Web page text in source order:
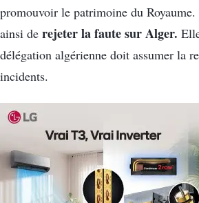
promouvoir le patrimoine du
ainsi de rejeter la faute sur Alger.
délégation algérienne doit assumer la
incidents.